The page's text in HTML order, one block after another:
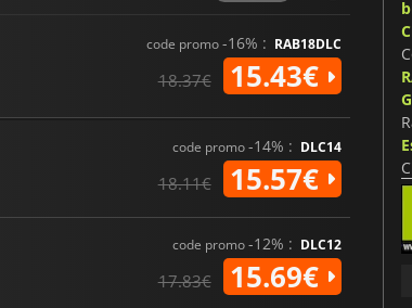
code promo-16% : RAB18DLC
18.37€ 15.43€
code promo-14% : DLC14
18.11€ 15.57€
code promo-12% : DLC12
17.83€ 15.69€